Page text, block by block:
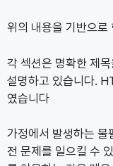
위의 내용을 기반으로
각 섹션은 명확한 제
설명하고 있습니다.
였습니다
가정에서 발생하는 불
전 문제를 일으킬 수